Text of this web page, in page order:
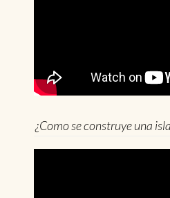
¿Como se construye una